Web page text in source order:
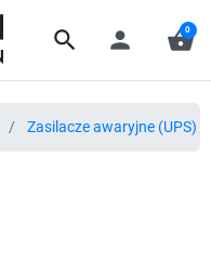
search person shopping_basket
0
Zasilacze awaryjne (UPS) i